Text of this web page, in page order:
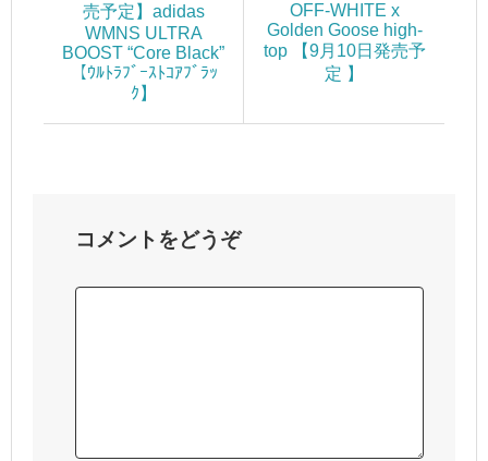
売予定】adidas
WMNS ULTRA
BOOST “Core Black”
【ｳﾙﾄﾗﾌﾞｰｽﾄｺｱﾌﾞﾗｯ
ｸ】
OFF-WHITE x
Golden Goose high-
top 【9月10日発売予
定 】
コメントをどうぞ